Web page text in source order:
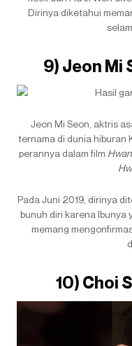
Dirinya diketahui
9) Jeon Mi
Jeon Mi Seon, aktris
ternama di dunia hiburan
perannya dalam film
Pada Juni 2019, dirinya
bunuh diri karena Ibunya
memang
10) Choi